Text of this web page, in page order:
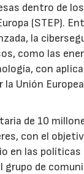
dentro de
(STEP).
la
como las
con
Unión
de 10
con el
en las
grupo de